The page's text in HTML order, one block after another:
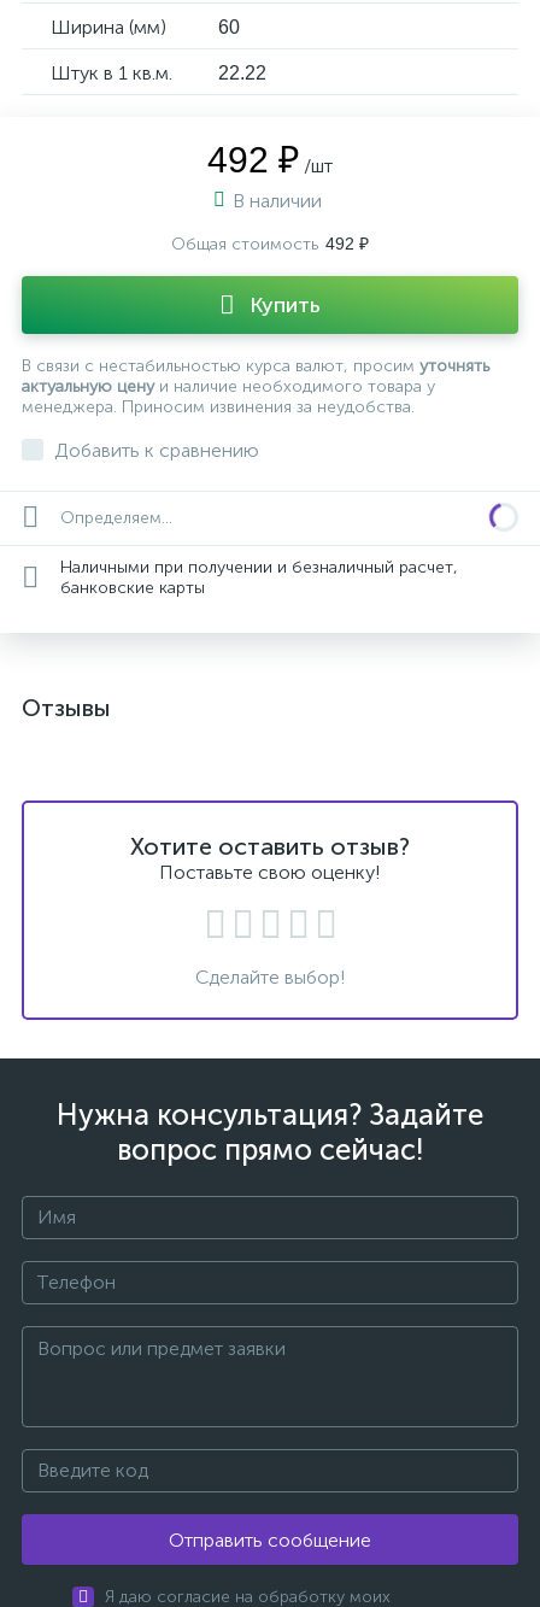
Ширина (мм) 60
Штук в 1 кв.м. 22.22
492 ₽ /шт
В наличии
Общая стоимость 492 ₽
Купить
В связи с нестабильностью курса валют, просим уточнять
актуальную ценуи наличие необходимого товара у
менеджера. Приносим извинения за неудобства.
Добавить к сравнению
Определяем...
Наличными при получении и безналичный расчет,
банковские карты
Отзывы
Хотите оставить отзыв?
Поставьте свою оценку!
Сделайте выбор!
Нужна консультация? Задайте
вопрос прямо сейчас!
Отправить сообщение
Я даю согласие на обработку моих